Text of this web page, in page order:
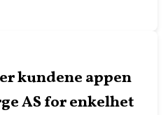
kundene appen
AS for enkelhet